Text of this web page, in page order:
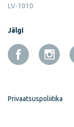
LV-1010
Jälgi
Privaatsuspoliitika